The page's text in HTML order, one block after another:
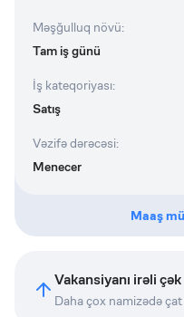
Məşğulluq növü:
Tam iş günü
İş kateqoriyası:
Satış
Vəzifə dərəcəsi:
Menecer
Maaş
Vakansiyanı irəli çək
Daha çox namizədə çat